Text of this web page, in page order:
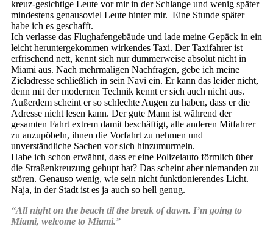
kreuz-gesichtige Leute vor mir in der Schlange und wenig später
mindestens genausoviel Leute hinter mir. Eine Stunde später
habe ich es geschafft.
Ich verlasse das Flughafengebäude und lade meine Gepäck in ein
leicht heruntergekommen wirkendes Taxi. Der Taxifahrer ist
erfrischend nett, kennt sich nur dummerweise absolut nicht in
Miami aus. Nach mehrmaligen Nachfragen, gebe ich meine
Zieladresse schließlich in sein Navi ein. Er kann das leider nicht,
denn mit der modernen Technik kennt er sich auch nicht aus.
Außerdem scheint er so schlechte Augen zu haben, dass er die
Adresse nicht lesen kann. Der gute Mann ist während der
gesamten Fahrt extrem damit beschäftigt, alle anderen Mitfahrer
zu anzupöbeln, ihnen die Vorfahrt zu nehmen und
unverständliche Sachen vor sich hinzumurmeln.
Habe ich schon erwähnt, dass er eine Polizeiauto förmlich über
die Straßenkreuzung gehupt hat? Das scheint aber niemanden zu
stören. Genauso wenig, wie sein nicht funktionierendes Licht.
Naja, in der Stadt ist es ja auch so hell genug.
“All night on the beach til the break of dawn. I’m going to
Miami, welcome to Miami.”